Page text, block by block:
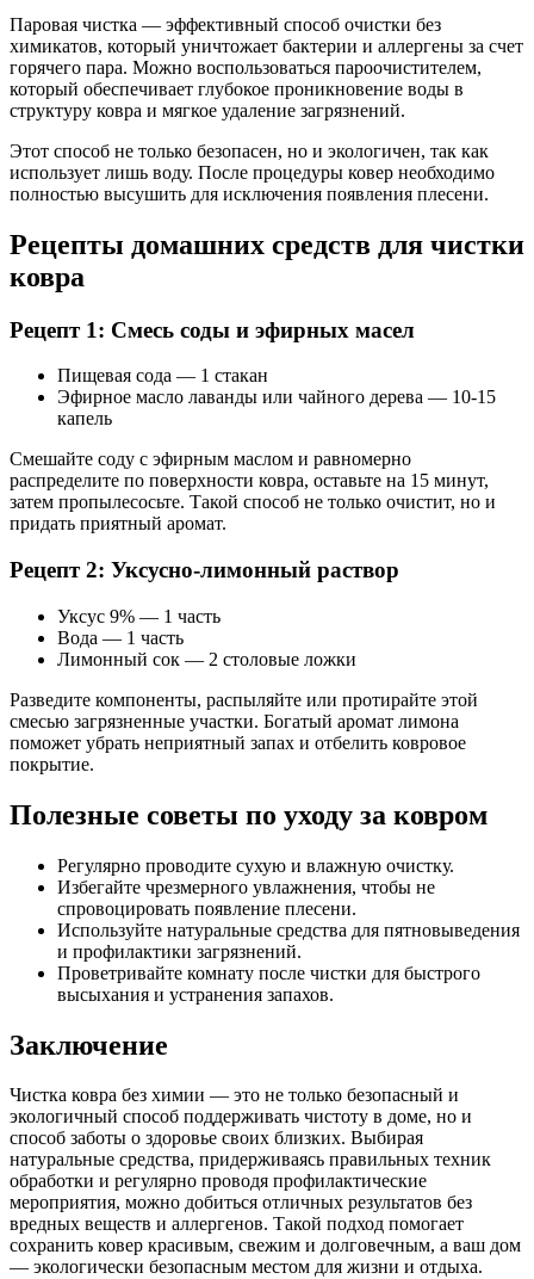
Паровая чистка — эффективный способ очистки без
химикатов, который уничтожает бактерии и аллергены за счет
горячего пара. Можно воспользоваться пароочистителем,
который обеспечивает глубокое проникновение воды в
структуру ковра и мягкое удаление загрязнений.
Этот способ не только безопасен, но и экологичен, так как
использует лишь воду. После процедуры ковер необходимо
полностью высушить для исключения появления плесени.
Рецепты домашних средств для чистки
ковра
Рецепт 1: Смесь соды и эфирных масел
Пищевая сода — 1 стакан
Эфирное масло лаванды или чайного дерева — 10-15
капель
Смешайте соду с эфирным маслом и равномерно
распределите по поверхности ковра, оставьте на 15 минут,
затем пропылесосьте. Такой способ не только очистит, но и
придать приятный аромат.
Рецепт 2: Уксусно-лимонный раствор
Уксус 9% — 1 часть
Вода — 1 часть
Лимонный сок — 2 столовые ложки
Разведите компоненты, распыляйте или протирайте этой
смесью загрязненные участки. Богатый аромат лимона
поможет убрать неприятный запах и отбелить ковровое
покрытие.
Полезные советы по уходу за ковром
Регулярно проводите сухую и влажную очистку.
Избегайте чрезмерного увлажнения, чтобы не
спровоцировать появление плесени.
Используйте натуральные средства для пятновыведения
и профилактики загрязнений.
Проветривайте комнату после чистки для быстрого
высыхания и устранения запахов.
Заключение
Чистка ковра без химии — это не только безопасный и
экологичный способ поддерживать чистоту в доме, но и
способ заботы о здоровье своих близких. Выбирая
натуральные средства, придерживаясь правильных техник
обработки и регулярно проводя профилактические
мероприятия, можно добиться отличных результатов без
вредных веществ и аллергенов. Такой подход помогает
сохранить ковер красивым, свежим и долговечным, а ваш дом
— экологически безопасным местом для жизни и отдыха.